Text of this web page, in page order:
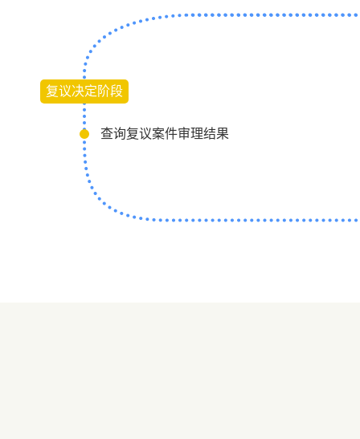
复议决定阶段
查询复议案件审理结果